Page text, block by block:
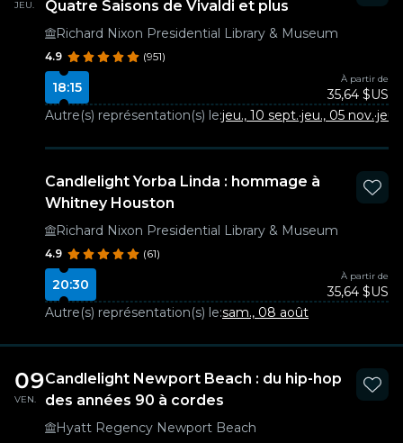
JEU. Quatre Saisons de Vivaldi et plus
Richard Nixon Presidential Library & Museum
4.9 (951)
18:15
À partir de
35,64 $US
Autre(s) représentation(s) le:jeu., 10 sept.·jeu., 05 nov.·
Candlelight Yorba Linda : hommage à
Whitney Houston
Richard Nixon Presidential Library & Museum
4.9 (61)
20:30
À partir de
35,64 $US
Autre(s) représentation(s) le:sam., 08 août
09
VEN.
Candlelight Newport Beach : du hip-hop
des années 90 à cordes
Hyatt Regency Newport Beach